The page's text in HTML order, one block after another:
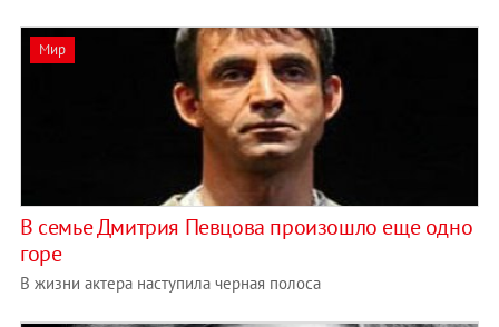
Мир
В семье Дмитрия Певцова произошло еще одно
горе
В жизни актера наступила черная полоса